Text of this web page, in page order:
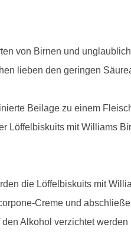
von Birnen und
lieben den geringen
Beilage zu einem
Löffelbiskuits mit Williams
die Löffelbiskuits mit
Creme und
Alkohol verzichtet